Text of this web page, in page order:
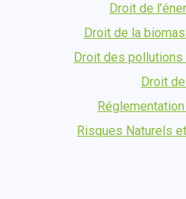
Droit de
Droit de la
Droit des
Droit de
Risques Naturels